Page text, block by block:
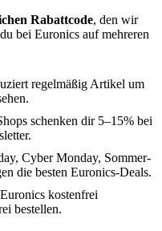
Rabattcode, den wir
bei Euronics auf mehreren
regelmäßig Artikel um
schenken dir 5–15% bei
Cyber Monday, Sommer-
die besten Euronics-Deals.
kostenfrei
bestellen.